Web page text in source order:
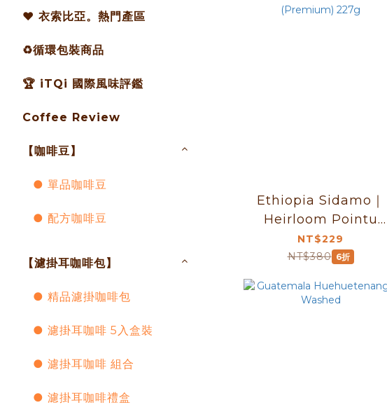
❤️ 衣索比亞。熱門產區
♻️循環包裝商品
🏆 iTQi 國際風味評鑑
Coffee Review
【咖啡豆】
● 單品咖啡豆
● 配方咖啡豆
【濾掛耳咖啡包】
● 精品濾掛咖啡包
● 濾掛耳咖啡 5入盒裝
● 濾掛耳咖啡 組合
● 濾掛耳咖啡禮盒
Ethiopia Sidamo｜
Heirloom Pointu
Natural Process
(Premium) 227g
NT$229
NT$380 6折